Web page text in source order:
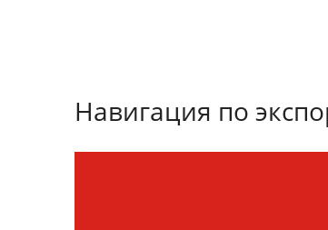
Навигация по